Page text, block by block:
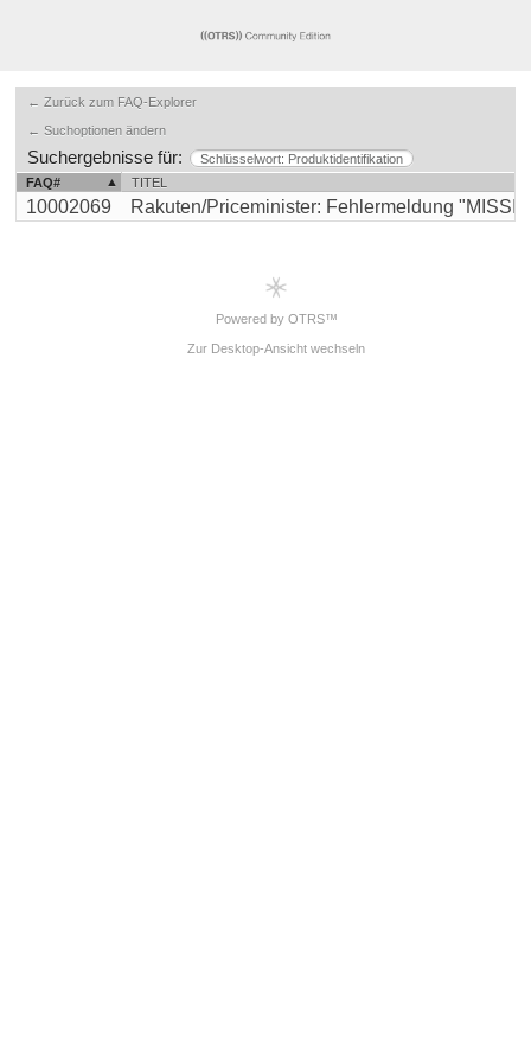
← Zurück zum FAQ-Explorer
← Suchoptionen ändern
Suchergebnisse für:
Schlüsselwort: Produktidentifikation
FAQ#
TITEL
10002069 Rakuten/Priceminister: Fehlermeldung
Powered by OTRS™
Zur Desktop-Ansicht wechseln